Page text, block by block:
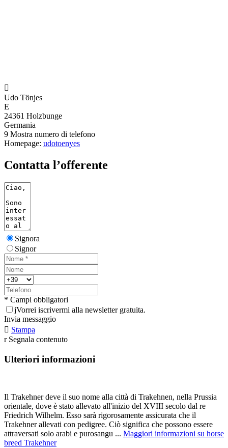

Udo Tönjes
E
24361 Holzbunge
Germania
9 Mostra numero di telefono
Homepage: udotoenyes
Contatta l’offerente
Signora
Signor
* Campi obbligatori
jVorrei iscrivermi alla newsletter gratuita.
Invia messaggio
 Stampa
r Segnala contenuto
Ulteriori informazioni
Il Trakehner deve il suo nome alla città di Trakehnen, nella Prussia
orientale, dove è stato allevato all'inizio del XVIII secolo dal re
Friedrich Wilhelm. Esso sarà rigorosamente assicurata che il
Trakehner allevati con pedigree. Ciò significa che possono essere
attraversati solo arabi e purosangu ... Maggiori informazioni su horse
breed Trakehner